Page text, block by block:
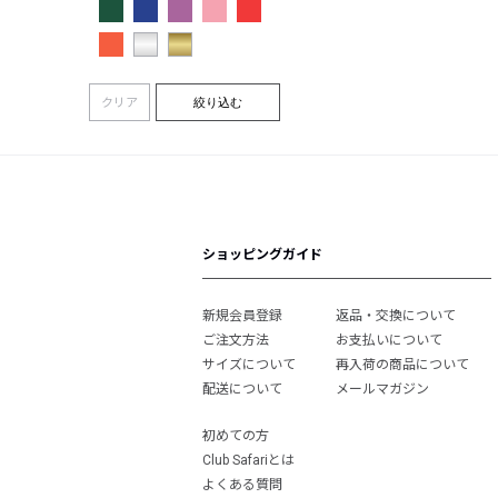
クリア 絞り込む
ショッピングガイド
新規会員登録
ご注文方法
サイズについて
配送について
返品・交換について
お支払いについて
再入荷の商品について
メールマガジン
初めての方
Club Safariとは
よくある質問